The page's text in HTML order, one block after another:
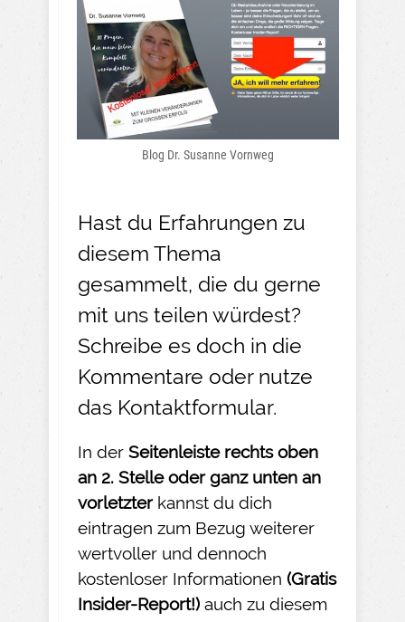
Blog Dr. Susanne Vornweg
Hast du Erfahrungen zu
diesem Thema
gesammelt, die du gerne
mit uns teilen würdest?
Schreibe es doch in die
Kommentare oder nutze
das Kontaktformular.
In der Seitenleiste rechts oben
an 2. Stelle oder ganz unten an
vorletzter kannst du dich
eintragen zum Bezug weiterer
wertvoller und dennoch
kostenloser Informationen (Gratis
Insider-Report!) auch zu diesem